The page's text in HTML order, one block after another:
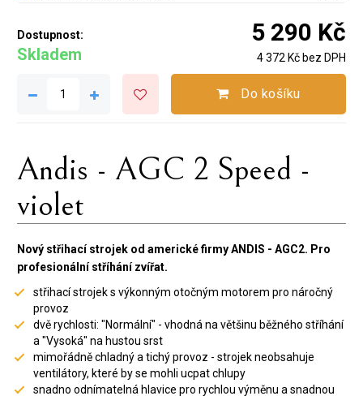
Dostupnost:
Skladem
5 290 Kč
4 372 Kč bez DPH
Do košíku
Andis - AGC 2 Speed -
violet
Nový střihací strojek od americké firmy ANDIS - AGC2. Pro
profesionální stříhání zvířat.
střihací strojek s výkonným otočným motorem pro náročný
provoz
dvě rychlosti: "Normální" - vhodná na většinu běžného stříhání
a "Vysoká" na hustou srst
mimořádně chladný a tichý provoz - strojek neobsahuje
ventilátory, které by se mohli ucpat chlupy
snadno odnímatelná hlavice pro rychlou výměnu a snadnou